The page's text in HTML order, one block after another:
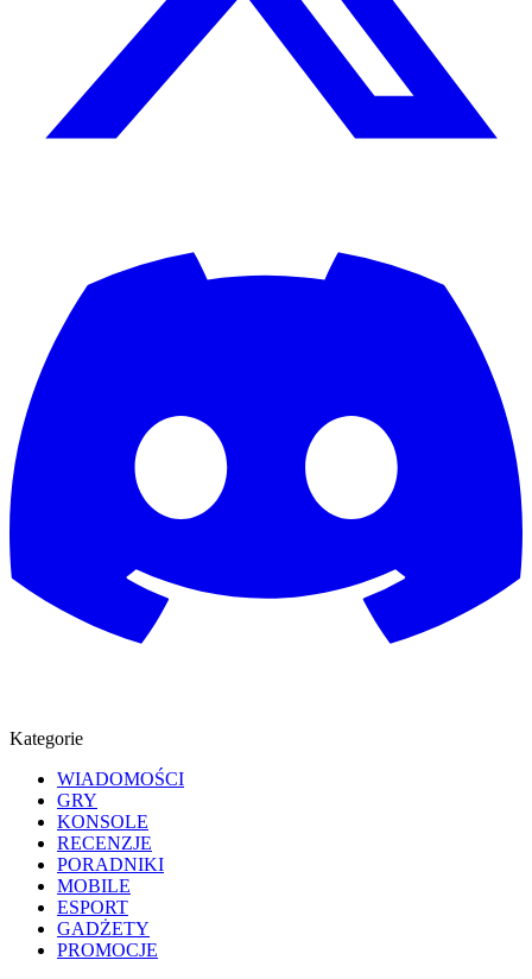
Kategorie
WIADOMOŚCI
GRY
KONSOLE
RECENZJE
PORADNIKI
MOBILE
ESPORT
GADŻETY
PROMOCJE